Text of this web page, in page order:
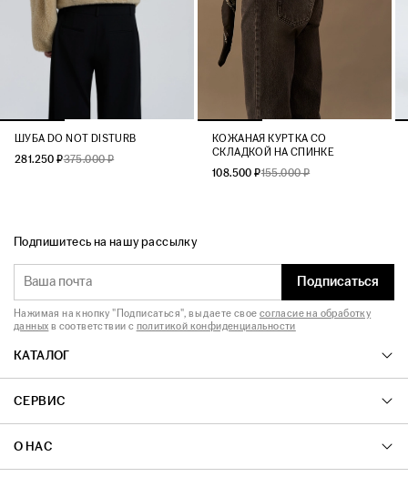
ШУБА DO NOT DISTURB
281.250 ₽375.000 ₽
КОЖАНАЯ КУРТКА СО
СКЛАДКОЙ НА СПИНКЕ
108.500 ₽155.000 ₽
КАТАЛОГ
СЕРВИС
О НАС
Подпишитесь на нашу рассылку
Подписаться
Нажимая на кнопку "Подписаться", вы даете свое согласие на обработку
данных в соответствии с политикой конфиденциальности